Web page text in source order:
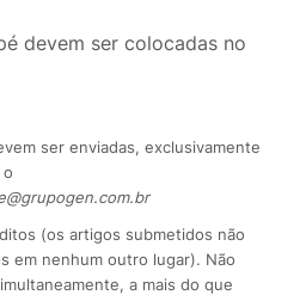
devem ser colocadas no
ser enviadas, exclusivamente
(os artigos submetidos não
em nenhum outro lugar). Não
a mais do que